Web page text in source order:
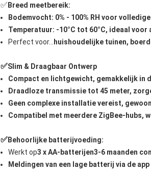
✅ Breed meetbereik:
Bodemvocht: 0% - 100% RH voor
Temperatuur: -10°C tot 60°C, ideaal
Perfect voor... huishoudelijke tuinen,
✅Slim & Draagbaar Ontwerp
Compact en lichtgewicht, gemakkelijk in
Draadloze transmissie tot 45 meter,
Geen complexe installatie vereist,
Compatibel met meerdere ZigBee-hubs,
✅Behoorlijke batterijvoeding:
Werkt op3 x AA-batterijen3-6 maanden
Meldingen van een lage batterij via de